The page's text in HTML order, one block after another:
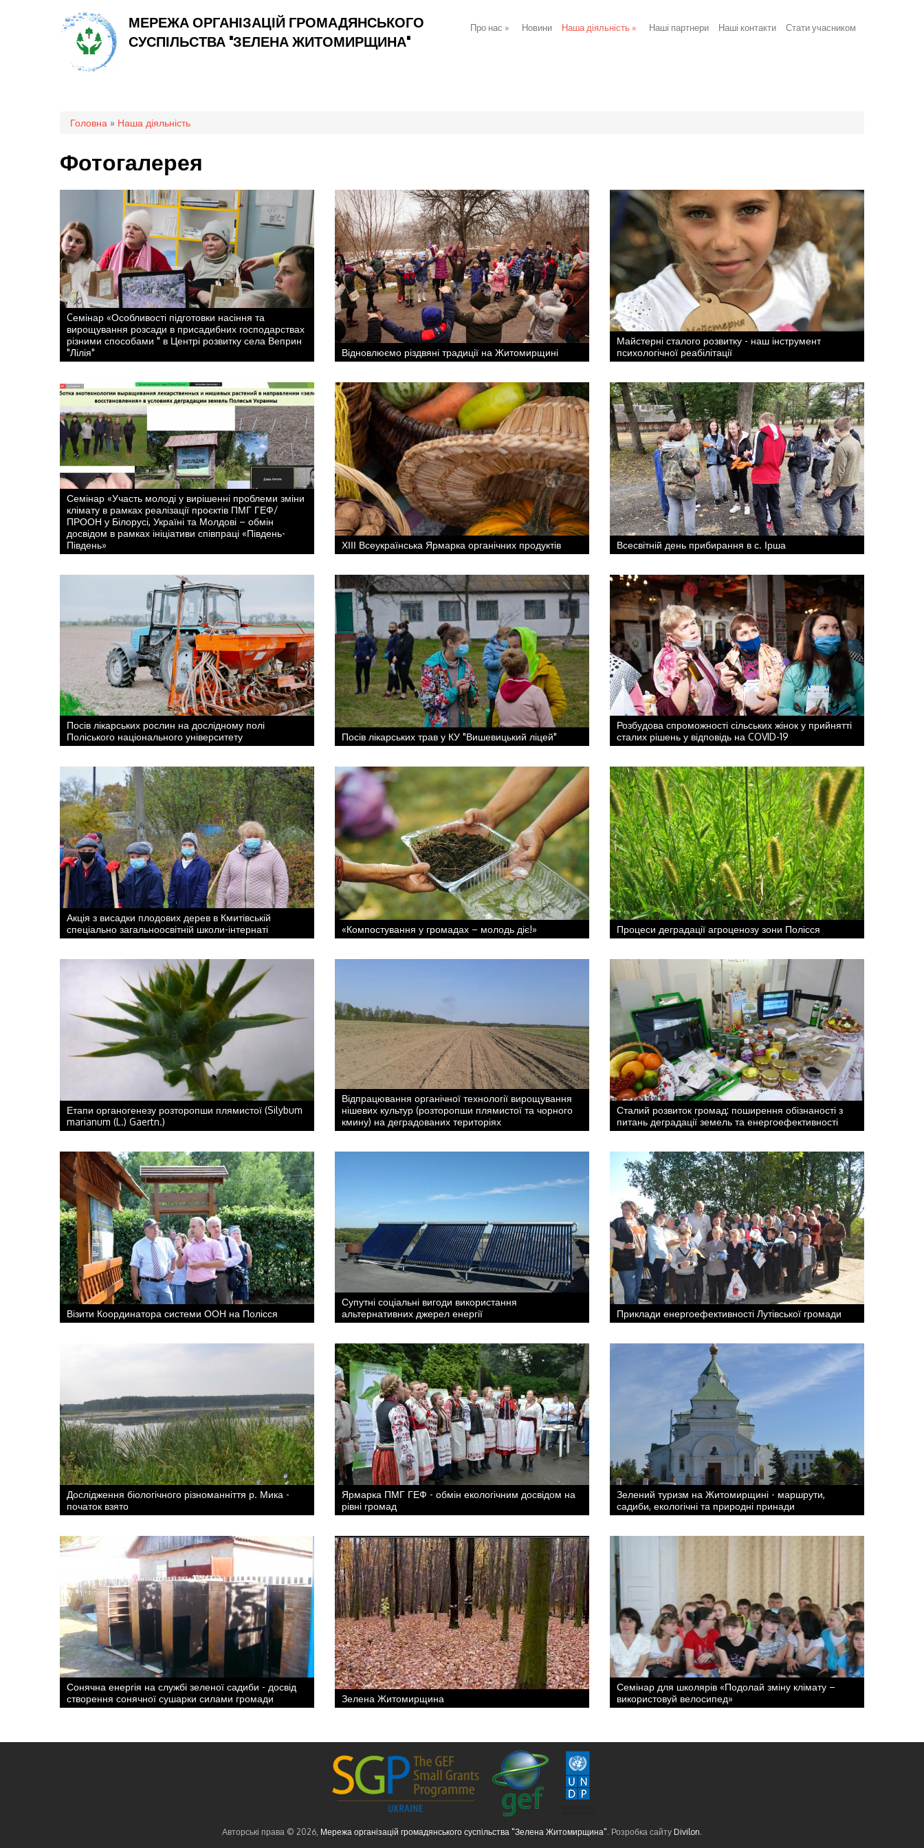
МЕРЕЖА ОРГАНІЗАЦІЙ ГРОМАДЯНСЬКОГО
СУСПІЛЬСТВА "ЗЕЛЕНА ЖИТОМИРЩИНА"
Про нас » Новини Наша діяльність » Наші партнери Наші контакти Стати учасником
Ви є тут
Головна » Наша діяльність
Фотогалерея
Cемінар «Особливості підготовки насіння та
вирощування розсади в присадибних господарствах
різними способами " в Центрі розвитку села Веприн
"Лілія"
Відновлюємо різдвяні традиції на Житомирщині
Майстерні сталого розвитку - наш інструмент
психологічної реабілітації
Семінар «Участь молоді у вирішенні проблеми зміни
клімату в рамках реалізації проєктів ПМГ ГЕФ/
ПРООН у Білорусі, Україні та Молдові – обмін
досвідом в рамках ініціативи співпраці «Південь-
Південь»
ХІІІ Всеукраїнська Ярмарка органічних продуктів Всесвітній день прибирання в с. Ірша
Посів лікарських рослин на дослідному полі
Поліського національного університету
Посів лікарських трав у КУ "Вишевицький ліцей"
Розбудова спроможності сільських жінок у прийнятті
сталих рішень у відповідь на COVID-19
Акція з висадки плодових дерев в Кмитівській
спеціально загальноосвітній школи-інтернаті
«Компостування у громадах – молодь діє!» Процеси деградації агроценозу зони Полісся
Етапи органогенезу розторопши плямистої (Silybum
marianum (L.) Gaertn.)
Відпрацювання органічної технології вирощування
нішевих культур (розторопши плямистої та чорного
кмину) на деградованих територіях
Сталий розвиток громад: поширення обізнаності з
питань деградації земель та енергоефективності
Візити Координатора системи ООН на Полісся
Супутні соціальні вигоди використання
альтернативних джерел енергії
Приклади енергоефективності Лутівської громади
Дослідження біологічного різноманніття р. Мика -
початок взято
Ярмарка ПМГ ГЕФ - обмін екологічним досвідом на
рівні громад
Зелений туризм на Житомирщині - маршрути,
садиби, екологічні та природні принади
Сонячна енергія на службі зеленої садиби - досвід
створення сонячної сушарки силами громади
Зелена Житомирщина
Семінар для школярів «Подолай зміну клімату –
використовуй велосипед»
Авторські права © 2026, Мережа організацій громадянського суспільства "Зелена Житомирщина". Розробка сайту Divilon.